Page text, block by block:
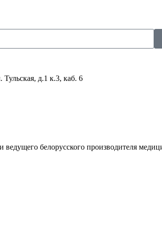
Тульская, д.1 к.3, каб. 6
белорусского производителя